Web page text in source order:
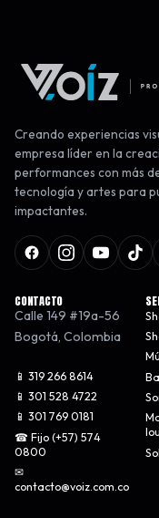
Creando experiencias
empresa líder en la
performances con más
tecnología y artes para
impactantes.
CONTACTO
Calle 149 #19a-56
Bogotá, Colombia
📱 319 266 8614
📱 301 528 4722
📱 301 769 0181
☎ Fijo (+57) 574
0800
✉
contacto@voiz.com.co